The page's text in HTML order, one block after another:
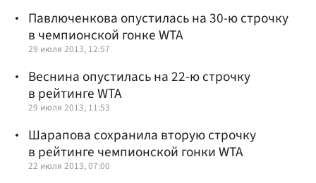
Павлюченкова опустилась на 30-ю строчку
в чемпионской гонке WTA
29 июля 2013, 12:57
Веснина опустилась на 22-ю строчку
в рейтинге WTA
29 июля 2013, 11:53
Шарапова сохранила вторую строчку
в рейтинге чемпионской гонки WTA
22 июля 2013, 07:00